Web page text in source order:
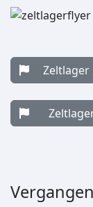
Zeltlager
Zeltlager